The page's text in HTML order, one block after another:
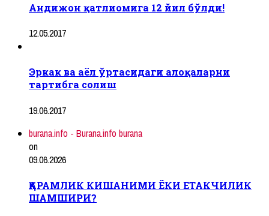
Андижон қатлиомига 12 йил бўлди!
12.05.2017
Эркак ва аёл ўртасидаги алоқаларни
тартибга солиш
19.06.2017
burana.info - Burana.info burana
on
09.06.2026
ҚАРАМЛИК КИШАНИМИ ЁКИ ЕТАКЧИЛИК
ШАМШИРИ?